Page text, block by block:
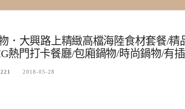
．大興路上精緻高檔海陸食材套餐/精
熱門打卡餐廳/包廂鍋物/時尚鍋物/有
2018-05-28